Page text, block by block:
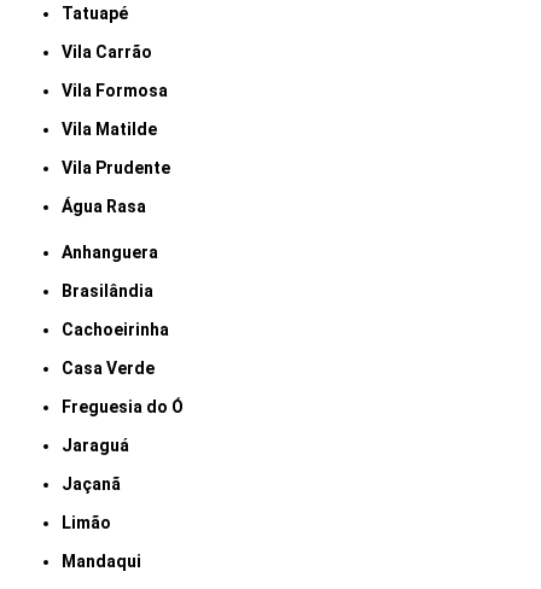
Tatuapé
Vila Carrão
Vila Formosa
Vila Matilde
Vila Prudente
Água Rasa
Anhanguera
Brasilândia
Cachoeirinha
Casa Verde
Freguesia do Ó
Jaraguá
Jaçanã
Limão
Mandaqui